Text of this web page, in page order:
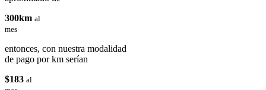
300km al
mes
entonces, con nuestra modalidad
de pago por km serían
$183 al